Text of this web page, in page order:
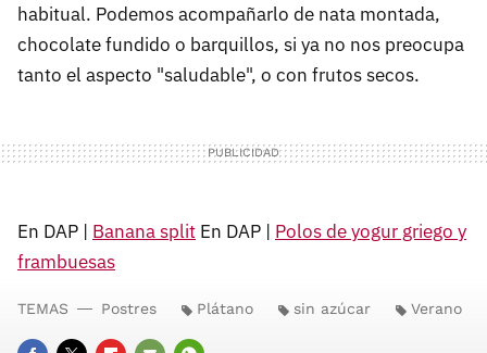
habitual. Podemos acompañarlo de nata montada,
chocolate fundido o barquillos, si ya no nos preocupa
tanto el aspecto "saludable", o con frutos secos.
En DAP | Banana split En DAP | Polos de yogur griego y
frambuesas
TEMAS Postres Plátano sin azúcar Verano